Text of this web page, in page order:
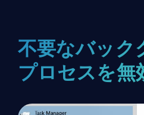
不要なバック
プロセスを無